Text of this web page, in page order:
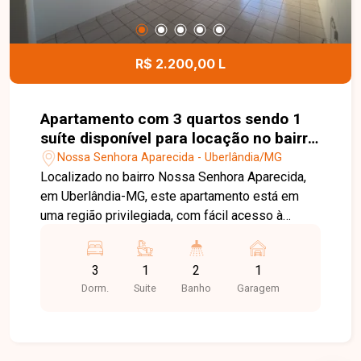
R$ 2.200,00 L
Apartamento com 3 quartos sendo 1
suíte disponível para locação no bairro
Nossa Senhora Aparecida em
Uberlândia-MG
Nossa Senhora Aparecida - Uberlândia/MG
Localizado no bairro Nossa Senhora Aparecida,
em Uberlândia-MG, este apartamento está em
uma região privilegiada, com fácil acesso à
Campus Umuarama, além de estar próximo a
supermercados, farmácias, escolas, comércios e
diversos serviços, oferecendo praticidade e
3
Dorm.
1
Suite
2
Banho
1
Garagem